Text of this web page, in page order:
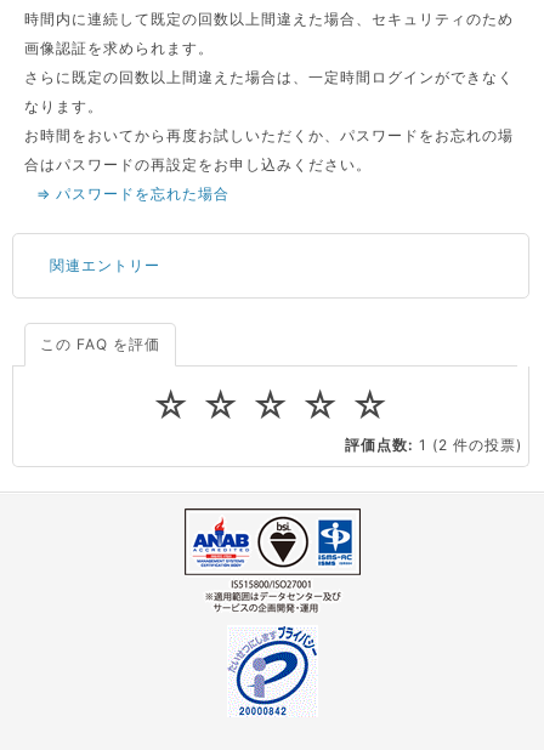
時間内に連続して既定の回数以上間違えた場合、セキュリティのため
画像認証を求められます。
さらに既定の回数以上間違えた場合は、一定時間ログインができなく
なります。
お時間をおいてから再度お試しいただくか、パスワードをお忘れの場
合はパスワードの再設定をお申し込みください。
⇒ パスワードを忘れた場合
関連エントリー
サーバーが重いので調査してほしい
CPUやメモリをアップグレードしたい
この FAQ を評価
☆
☆
☆
☆
☆
評価点数: 1 (2 件の投票)